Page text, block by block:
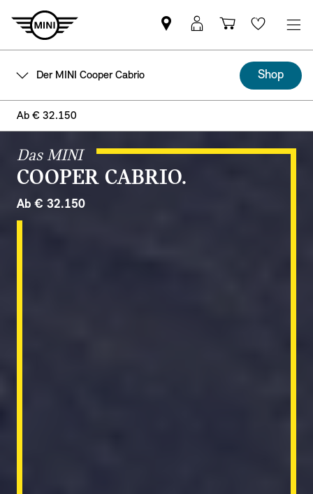
MINI
Partner
Mein
MINI
Wishlist
Der MINI Cooper Cabrio
Ab € 32.150
Shop
Das MINI
COOPER CABRIO.
Ab € 32.150